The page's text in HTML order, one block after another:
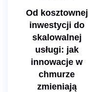
t
o
w
a
Od kosztownej
inwestycji do
skalowalnej
usługi: jak
innowacje w
chmurze
zmieniają